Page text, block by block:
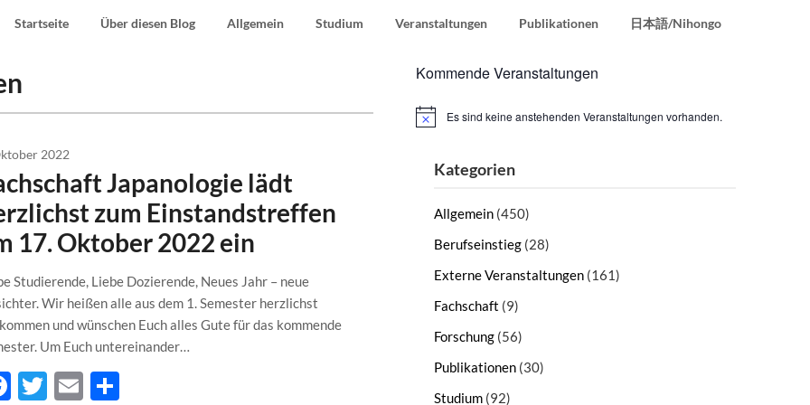
Startseite Über diesen Blog Allgemein Studium Veranstaltungen Publikationen 日本語/Nihongo
2022
Japanologie lädt
zum Einstandstreffen
17. Oktober 2022 ein
Studierende, Liebe Dozierende, Neues Jahr – neue
Wir heißen alle aus dem 1. Semester herzlichst
und wünschen Euch alles Gute für das kommende
Um Euch untereinander…
Facebook
Twitter
EmailTeilen
Kommende Veranstaltungen
HinweisEs sind keine anstehenden Veranstaltungen vorhanden.
Kategorien
Allgemein(450)
Berufseinstieg(28)
Externe Veranstaltungen(161)
Fachschaft (9)
Forschung(56)
Publikationen(30)
Studium(92)